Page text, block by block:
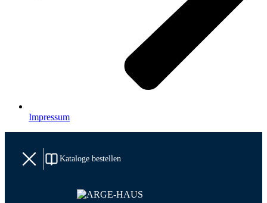
Impressum
Kataloge bestellen